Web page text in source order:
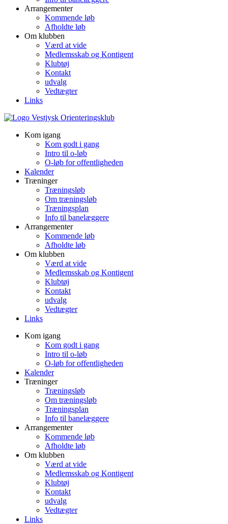
Arrangementer
Kommende løb
Afholdte løb
Om klubben
Værd at vide
Medlemsskab og Kontigent
Klubtøj
Kontakt
udvalg
Vedtægter
Links
Kom igang
Kom godt i gang
Intro til o-løb
O-løb for offentligheden
Kalender
Træninger
Træningsløb
Om træningsløb
Træningsplan
Info til banelæggere
Arrangementer
Kommende løb
Afholdte løb
Om klubben
Værd at vide
Medlemsskab og Kontigent
Klubtøj
Kontakt
udvalg
Vedtægter
Links
Kom igang
Kom godt i gang
Intro til o-løb
O-løb for offentligheden
Kalender
Træninger
Træningsløb
Om træningsløb
Træningsplan
Info til banelæggere
Arrangementer
Kommende løb
Afholdte løb
Om klubben
Værd at vide
Medlemsskab og Kontigent
Klubtøj
Kontakt
udvalg
Vedtægter
Links